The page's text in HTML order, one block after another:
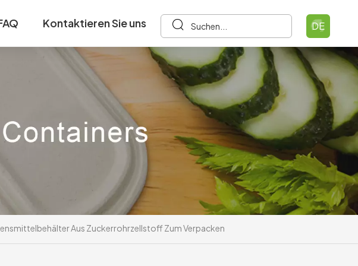
Kontaktieren Sie uns DE
Aus Zuckerrohrzellstoff Zum Verpacken